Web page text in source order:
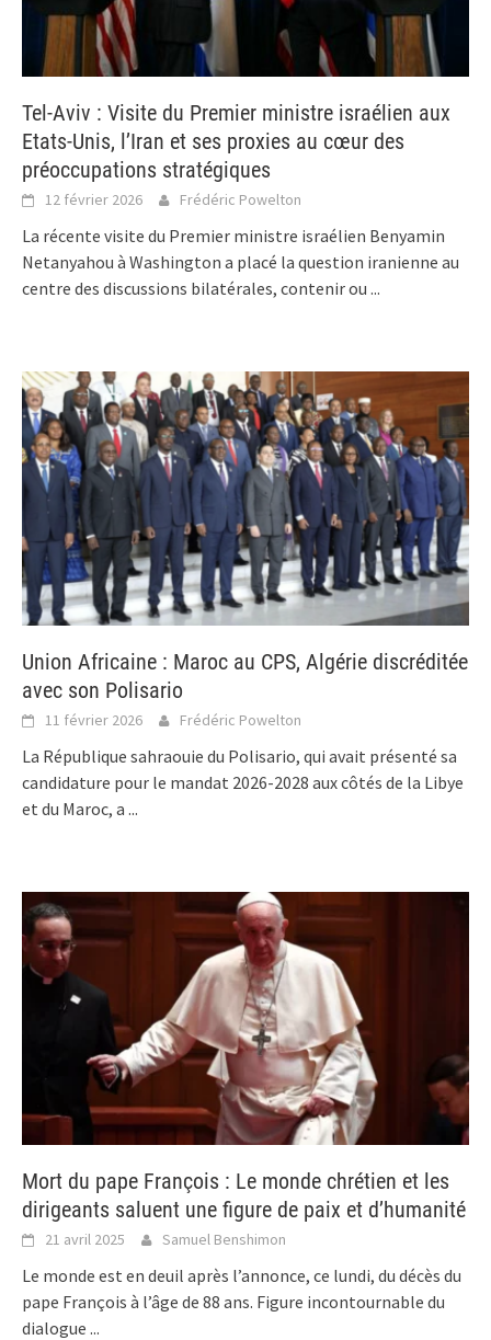
Tel-Aviv : Visite du Premier ministre israélien aux
Etats-Unis, l’Iran et ses proxies au cœur des
préoccupations stratégiques
12 février 2026 Frédéric Powelton
La récente visite du Premier ministre israélien Benyamin
Netanyahou à Washington a placé la question iranienne au
centre des discussions bilatérales, contenir ou ...
Union Africaine : Maroc au CPS, Algérie discréditée
avec son Polisario
11 février 2026 Frédéric Powelton
La République sahraouie du Polisario, qui avait présenté sa
candidature pour le mandat 2026-2028 aux côtés de la Libye
et du Maroc, a ...
Mort du pape François : Le monde chrétien et les
dirigeants saluent une figure de paix et d’humanité
21 avril 2025 Samuel Benshimon
Le monde est en deuil après l’annonce, ce lundi, du décès du
pape François à l’âge de 88 ans. Figure incontournable du
dialogue ...